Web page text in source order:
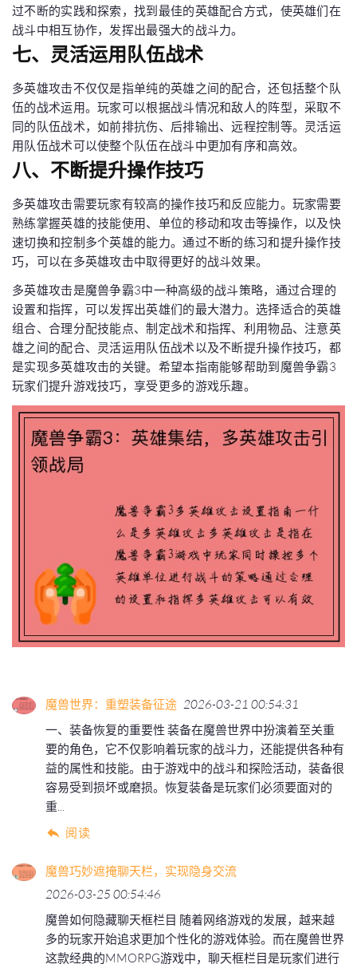
过不断的实践和探索，找到最佳的英雄配合方式，使英雄们在
战斗中相互协作，发挥出最强大的战斗力。
七、灵活运用队伍战术
多英雄攻击不仅仅是指单纯的英雄之间的配合，还包括整个队
伍的战术运用。玩家可以根据战斗情况和敌人的阵型，采取不
同的队伍战术，如前排抗伤、后排输出、远程控制等。灵活运
用队伍战术可以使整个队伍在战斗中更加有序和高效。
八、不断提升操作技巧
多英雄攻击需要玩家有较高的操作技巧和反应能力。玩家需要
熟练掌握英雄的技能使用、单位的移动和攻击等操作，以及快
速切换和控制多个英雄的能力。通过不断的练习和提升操作技
巧，可以在多英雄攻击中取得更好的战斗效果。
多英雄攻击是魔兽争霸3中一种高级的战斗策略，通过合理的
设置和指挥，可以发挥出英雄们的最大潜力。选择适合的英雄
组合、合理分配技能点、制定战术和指挥、利用物品、注意英
雄之间的配合、灵活运用队伍战术以及不断提升操作技巧，都
是实现多英雄攻击的关键。希望本指南能够帮助到魔兽争霸3
玩家们提升游戏技巧，享受更多的游戏乐趣。
魔兽世界：重塑装备征途 2026-03-21 00:54:31
一、装备恢复的重要性 装备在魔兽世界中扮演着至关重
要的角色，它不仅影响着玩家的战斗力，还能提供各种有
益的属性和技能。由于游戏中的战斗和探险活动，装备很
容易受到损坏或磨损。恢复装备是玩家们必须要面对的
重...
阅读
魔兽巧妙遮掩聊天栏，实现隐身交流
2026-03-25 00:54:46
魔兽如何隐藏聊天框栏目 随着网络游戏的发展，越来越
多的玩家开始追求更加个性化的游戏体验。而在魔兽世界
这款经典的MMORPG游戏中，聊天框栏目是玩家们进行